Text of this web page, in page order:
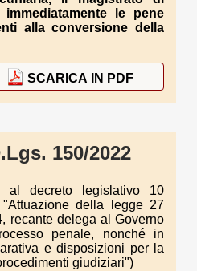
immediatamente le pene
alla conversione della
SCARICA IN PDF
150/2022
al decreto legislativo 10
della legge 27
recante delega al Governo
penale, nonché in
e disposizioni per la
giudiziari")